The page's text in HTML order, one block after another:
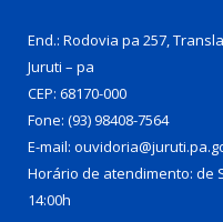
End.: Rodovia pa 257,
Juruti – pa
CEP: 68170-000
Fone: (93) 98408-7564
E-mail:
Horário de atendimento: de
14:00h